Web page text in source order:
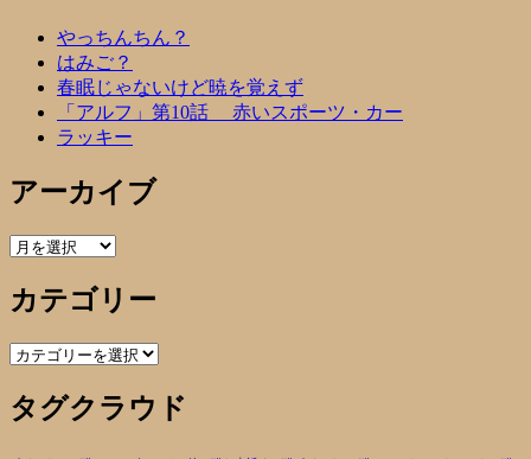
やっちんちん？
はみご？
春眠じゃないけど暁を覚えず
「アルフ」第10話 赤いスポーツ・カー
ラッキー
アーカイブ
ア
カ
イ
ブ
カテゴリー
カ
ゴ
リ
タグクラウド